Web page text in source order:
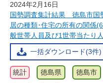
2024年2月16日
国勢調査集計結果 徳島市国
居の種類･住宅の所有の関係
般世帯人員及び1世帯当たり
一括ダウンロード(3件)
統計 徳島県 徳島市